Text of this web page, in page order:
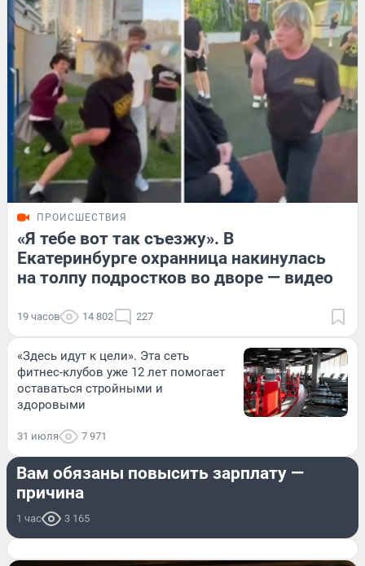
ПРОИСШЕСТВИЯ
«Я тебе вот так съезжу». В
Екатеринбурге охранница накинулась
на толпу подростков во дворе — видео
19 часов 14 802 227
«Здесь идут к цели». Эта сеть
фитнес-клубов уже 12 лет помогает
оставаться стройными и
здоровыми
31 июля 7 971
Вам обязаны повысить зарплату —
причина
1 час 3 165